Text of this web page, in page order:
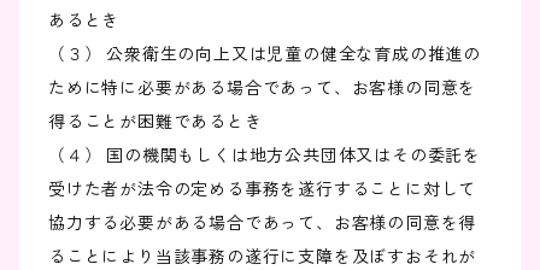
あるとき
（３） 公衆衛生の向上又は児童の健全な育成の推進の
ために特に必要がある場合であって、お客様の同意を
得ることが困難であるとき
（４） 国の機関もしくは地方公共団体又はその委託を
受けた者が法令の定める事務を遂行することに対して
協力する必要がある場合であって、お客様の同意を得
ることにより当該事務の遂行に支障を及ぼすおそれが